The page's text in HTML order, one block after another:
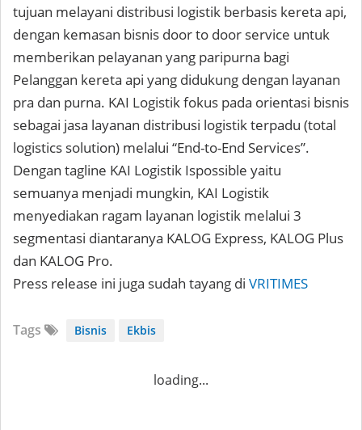
tujuan melayani distribusi logistik berbasis kereta api,
dengan kemasan bisnis door to door service untuk
memberikan pelayanan yang paripurna bagi
Pelanggan kereta api yang didukung dengan layanan
pra dan purna. KAI Logistik fokus pada orientasi bisnis
sebagai jasa layanan distribusi logistik terpadu (total
logistics solution) melalui “End-to-End Services”.
Dengan tagline KAI Logistik Ispossible yaitu
semuanya menjadi mungkin, KAI Logistik
menyediakan ragam layanan logistik melalui 3
segmentasi diantaranya KALOG Express, KALOG Plus
dan KALOG Pro.
Press release ini juga sudah tayang di VRITIMES
Tags Bisnis Ekbis
loading...